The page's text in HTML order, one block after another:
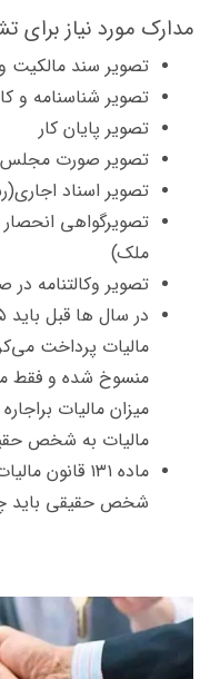
مدارک مورد نیاز برای
تصویر سند مالکیت
تصویر شناسنامه و
تصویر پایان کار
تصویر صورت مجلس
تصویر اسناد
تصویرگواهی
ملک)
تصویر وکالتنامه
مالیات پرداخت
منسوخ شده و فقط
میزان مالیات
مالیات به شخص
ماده ۱۳۱
شخص حقیقی باید